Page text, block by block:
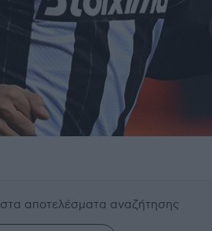
στα αποτελέσματα αναζήτησης